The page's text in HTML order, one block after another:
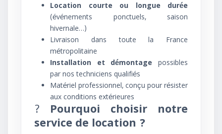
Location courte ou longue durée
(événements ponctuels, saison
hivernale…)
Livraison dans toute la France
métropolitaine
Installation et démontage possibles
par nos techniciens qualifiés
Matériel professionnel, conçu pour résister
aux conditions extérieures
? Pourquoi choisir notre
service de location ?